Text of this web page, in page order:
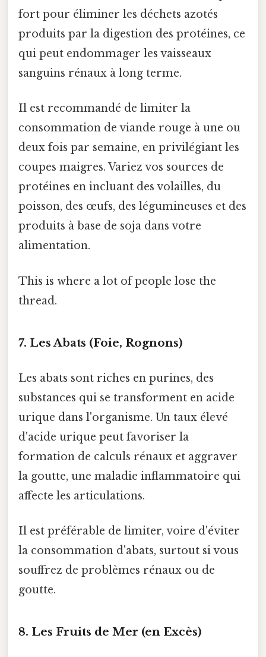
fort pour éliminer les déchets azotés
produits par la digestion des protéines, ce
qui peut endommager les vaisseaux
sanguins rénaux à long terme.
Il est recommandé de limiter la
consommation de viande rouge à une ou
deux fois par semaine, en privilégiant les
coupes maigres. Variez vos sources de
protéines en incluant des volailles, du
poisson, des œufs, des légumineuses et des
produits à base de soja dans votre
alimentation.
This is where a lot of people lose the
thread.
7. Les Abats (Foie, Rognons)
Les abats sont riches en purines, des
substances qui se transforment en acide
urique dans l'organisme. Un taux élevé
d'acide urique peut favoriser la
formation de calculs rénaux et aggraver
la goutte, une maladie inflammatoire qui
affecte les articulations.
Il est préférable de limiter, voire d'éviter
la consommation d'abats, surtout si vous
souffrez de problèmes rénaux ou de
goutte.
8. Les Fruits de Mer (en Excès)